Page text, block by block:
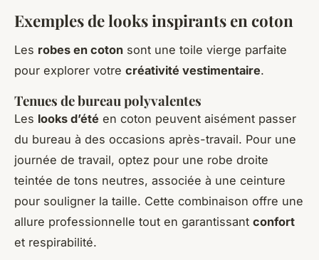
Exemples de looks inspirants en coton
Les robes en coton sont une toile vierge parfaite
pour explorer votre créativité vestimentaire.
Tenues de bureau polyvalentes
Les looks d’été en coton peuvent aisément passer
du bureau à des occasions après-travail. Pour une
journée de travail, optez pour une robe droite
teintée de tons neutres, associée à une ceinture
pour souligner la taille. Cette combinaison offre une
allure professionnelle tout en garantissant confort
et respirabilité.